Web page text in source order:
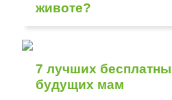
животе?
7 лучших
будущих мам